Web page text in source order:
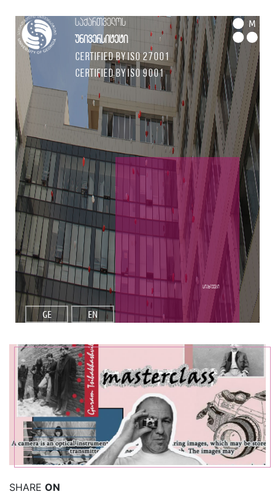
საქართველოს
უნივერსიტეტი
Certified by ISO 27001
Certified by ISO 9001
M
GE EN
სიახლეები
იხილეთ მეტი
SHARE ON